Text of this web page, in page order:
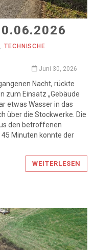
TECHNISCHE
Juni 30, 2026
Nacht, rückte
zum Einsatz „Gebäude
etwas Wasser in das
über die Stockwerke. Die
den betroffenen
45 Minuten konnte der
WEITERLESEN